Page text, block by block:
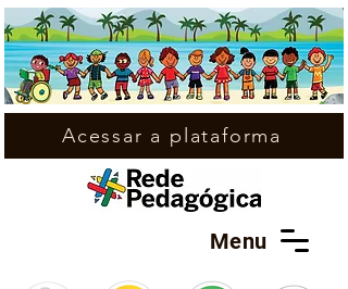
Menu
Acessar a plataforma